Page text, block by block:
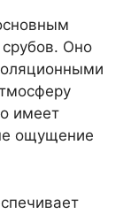
Оно
имеет
ощущение